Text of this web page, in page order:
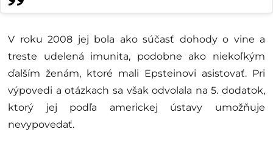
V roku 2008 jej bola ako súčasť dohody o vine a
treste udelená imunita, podobne ako niekoľkým
ďalším ženám, ktoré mali Epsteinovi asistovať. Pri
výpovedi a otázkach sa však odvolala na 5. dodatok,
ktorý jej podľa americkej ústavy umožňuje
nevypovedať.